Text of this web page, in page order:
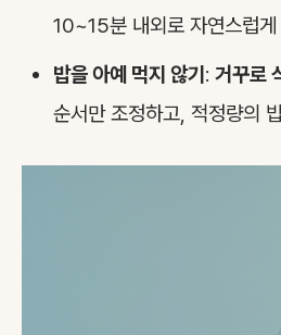
10~15분 내외로 자연스럽게
밥을 아예 먹지 않기 : 거꾸로
순서만 조정하고, 적정량의